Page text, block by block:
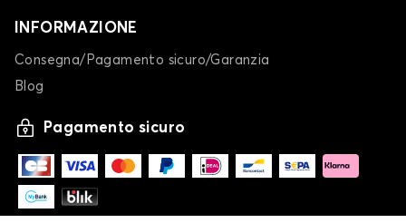
INFORMAZIONE
Consegna/Pagamento sicuro/Garanzia
Blog
Pagamento sicuro